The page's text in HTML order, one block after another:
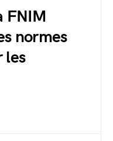
FNIM
normes
les